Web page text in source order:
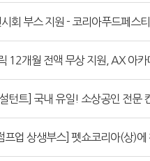
회 부스 지원 - 코리아푸드페스
12개월 전액 무상 지원, AX 아
턴트] 국내 유일! 소상공인 전문
프업 상생부스] 펫쇼코리아(상)에